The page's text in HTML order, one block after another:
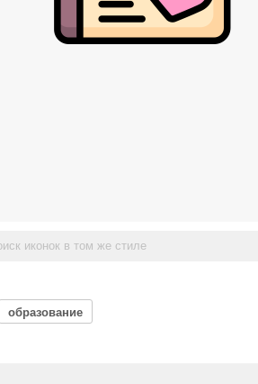
образование